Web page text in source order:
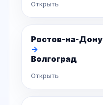
Открыть
Ростов-на-Дону
→
Волгоград
Открыть